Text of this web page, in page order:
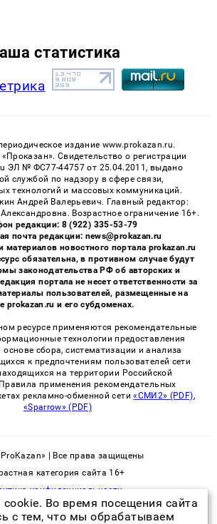
статистика
издание www.prokazan.ru.
Cвидетельство о регистрации
ЭЛ № ФС77-44757 от 25.04.2011, выдано
службой по надзору в сфере связи,
технологий и массовых коммуникаций.
Андрей Валерьевич. Главный редактор:
Возрастное ограничение 16+.
редакции: 8 (922) 335-53-79
почта редакции: news@prokazan.ru
материалов новостного портала prokazan.ru
обязательна, в противном случае будут
законодательства РФ об авторских и
портала не несет ответственности за
пользователей, размещенные на
prokazan.ru и его субдоменах.
ресурсе применяются рекомендательные
технологии предоставления
сбора, систематизации и анализа
к предпочтениям пользователей сети
на территории Российской
применения рекомендательных
рекламно-обменной сети«СМИ2» (PDF),
«Sparrow» (PDF)
| Все права защищены
категория сайта 16+
конфиденциальности
Во время посещения сайта
с тем, что мы обрабатываем